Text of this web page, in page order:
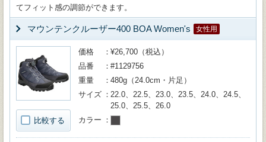
てフィット感の調節ができます。
マウンテンクルーザー400 BOA Women's 女性用
比較する
価格
¥26,700（税込）
品番
#1129756
重量
480g（24.0cm・片足）
サイズ
22.0、22.5、23.0、23.5、24.0、24.5、
25.0、25.5、26.0
カラー